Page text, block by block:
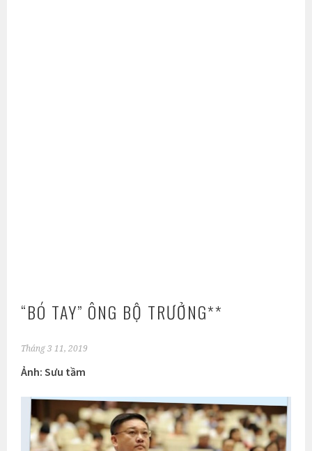
“BÓ TAY” ÔNG BỘ TRƯỞNG**
Tháng 3 11, 2019
Ảnh: Sưu tầm